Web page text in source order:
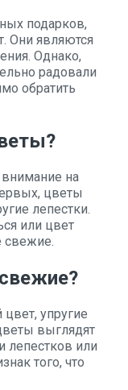
подарков,
Они являются
Однако,
радовали
обратить
на
цветы
лепестки.
или цвет
свежие.
упругие
выглядят
или
того, что